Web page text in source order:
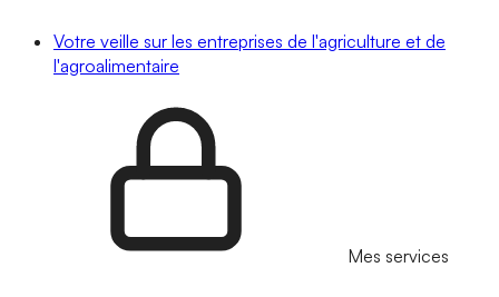
Votre veille sur les entreprises de l'agriculture et de
l'agroalimentaire
Mes services